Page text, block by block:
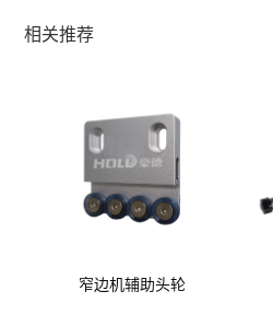
相关推荐
窄边机辅助头轮